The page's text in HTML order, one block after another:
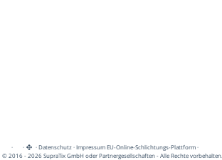
· · ·Datenschutz·Impressum EU-Online-Schlichtungs-Plattform·
© 2016 - 2026 SupraTix GmbH oder Partnergesellschaften - Alle Rechte vorbehalten.